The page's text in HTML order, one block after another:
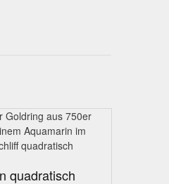
quadratisch